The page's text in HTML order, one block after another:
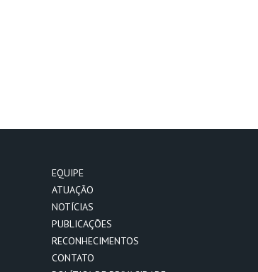
EQUIPE
ATUAÇÃO
NOTÍCIAS
PUBLICAÇÕES
RECONHECIMENTOS
CONTATO